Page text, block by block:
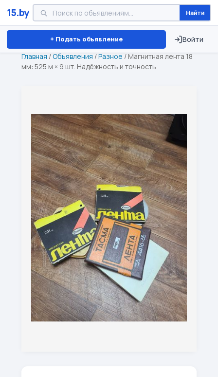
15.by Найти
+ Подать объявление Войти
Минск Витебск Брест ⏱ ТОЛЬКО 15 ДНЕЙ
Главная /Объявления /Разное / Магнитная лента 18
мм: 525 м × 9 шт. Надёжность и точность